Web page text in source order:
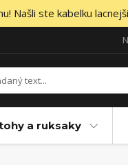
Našli ste kabelku
a ruksaky